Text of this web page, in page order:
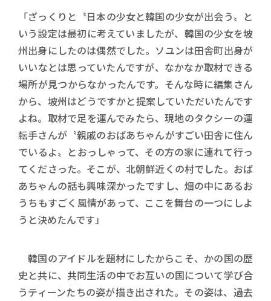
「ざっくりと〝日本の少女と韓国の少女が出会う〟と
いう設定は最初に考えていましたが、韓国の少女を坡
州出身にしたのは偶然でした。ソユンは田舎町出身が
いいなとは思っていたんですが、なかなか取材できる
場所が見つからなかったんです。そんな時に編集さん
から、坡州はどうですかと提案していただいたんです
よね。取材で足を運んでみたら、現地のタクシーの運
転手さんが〝親戚のおばあちゃんがすごい田舎に住ん
でいるよ〟とおっしゃって、その方の家に連れて行っ
てくださった。そこが、北朝鮮近くの村でした。おば
あちゃんの話も興味深かったですし、畑の中にあるお
うちもすごく風情があって、ここを舞台の一つにしよ
うと決めたんです」
韓国のアイドルを題材にしたからこそ、かの国の歴
史と共に、共同生活の中でお互いの国について学び合
うティーンたちの姿が描き出された。その姿は、過去